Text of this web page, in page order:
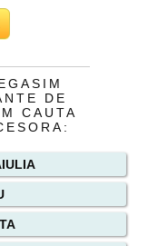
DE
CAUTA